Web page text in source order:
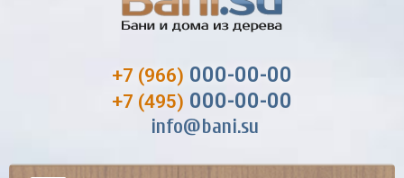
+7 (966) 000-00-00
+7 (495) 000-00-00
info@bani.su